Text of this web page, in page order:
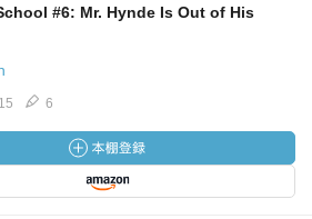
#6: Mr. Hynde Is Out of His
6